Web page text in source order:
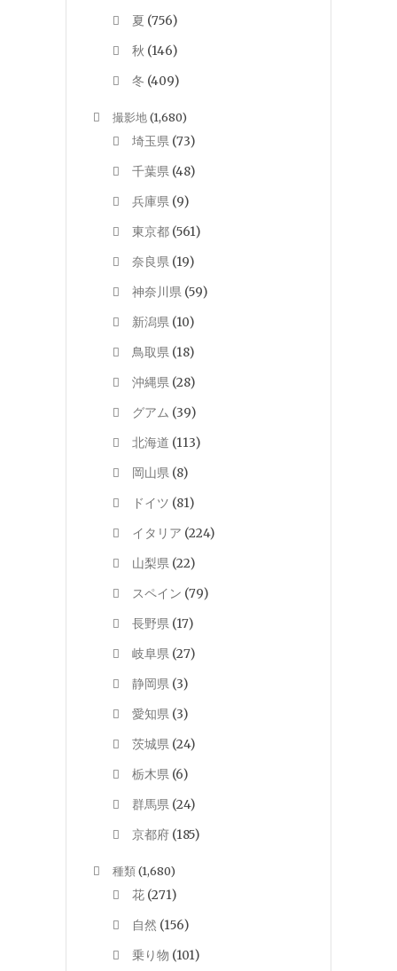
夏 (756)
秋 (146)
冬 (409)
撮影地(1,680)
埼玉県 (73)
千葉県 (48)
兵庫県 (9)
東京都 (561)
奈良県 (19)
神奈川県 (59)
新潟県 (10)
鳥取県 (18)
沖縄県 (28)
グアム (39)
北海道 (113)
岡山県 (8)
ドイツ (81)
イタリア (224)
山梨県 (22)
スペイン (79)
長野県 (17)
岐阜県 (27)
静岡県 (3)
愛知県 (3)
茨城県 (24)
栃木県 (6)
群馬県 (24)
京都府 (185)
種類(1,680)
花 (271)
自然 (156)
乗り物 (101)